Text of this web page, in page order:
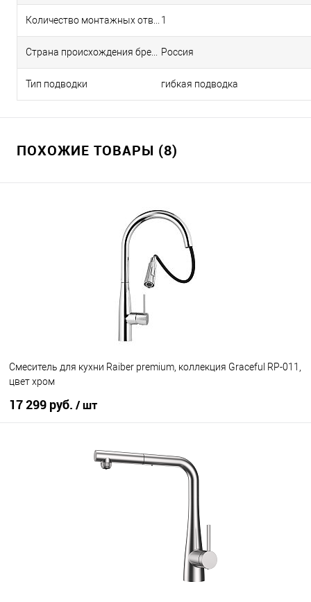
1
Россия
Тип подводки гибкая подводка
ПОХОЖИЕ ТОВАРЫ (8)
Смеситель для кухни Raiber premium, коллекция Graceful RP-011,
цвет хром
17 299 руб. / шт
Под заказ